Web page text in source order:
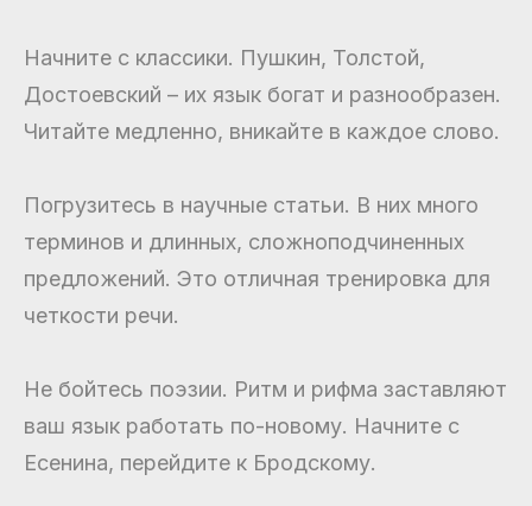
Начните с классики. Пушкин, Толстой,
Достоевский – их язык богат и разнообразен.
Читайте медленно, вникайте в каждое слово.
Погрузитесь в научные статьи. В них много
терминов и длинных, сложноподчиненных
предложений. Это отличная тренировка для
четкости речи.
Не бойтесь поэзии. Ритм и рифма заставляют
ваш язык работать по-новому. Начните с
Есенина, перейдите к Бродскому.